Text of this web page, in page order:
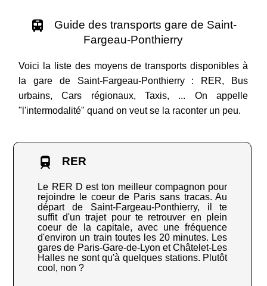
Guide des transports gare de Saint-
Fargeau-Ponthierry
Voici la liste des moyens de transports disponibles à
la gare de Saint-Fargeau-Ponthierry : RER, Bus
urbains, Cars régionaux, Taxis, ... On appelle
"l'intermodalité" quand on veut se la raconter un peu.
RER
Le RER D est ton meilleur compagnon pour
rejoindre le coeur de Paris sans tracas. Au
départ de Saint-Fargeau-Ponthierry, il te
suffit d'un trajet pour te retrouver en plein
coeur de la capitale, avec une fréquence
d'environ un train toutes les 20 minutes. Les
gares de Paris-Gare-de-Lyon et Châtelet-Les
Halles ne sont qu'à quelques stations. Plutôt
cool, non ?